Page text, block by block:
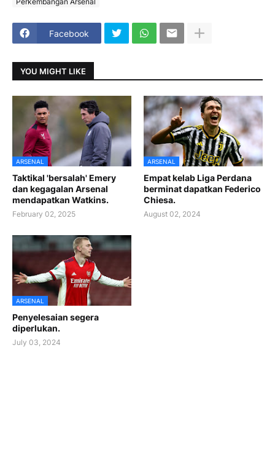
Facebook
YOU MIGHT LIKE
ARSENAL
Taktikal 'bersalah' Emery
dan kegagalan Arsenal
mendapatkan Watkins.
February 02, 2025
ARSENAL
Empat kelab Liga Perdana
berminat dapatkan Federico
Chiesa.
August 02, 2024
ARSENAL
Penyelesaian segera
diperlukan.
July 03, 2024